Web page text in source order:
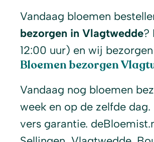
Vandaag bloemen
bezorgen in Vlagtwedde?
12:00 uur) en wij
Bloemen bezorgen
Vandaag nog bloemen
week en op de zelfde
vers garantie.